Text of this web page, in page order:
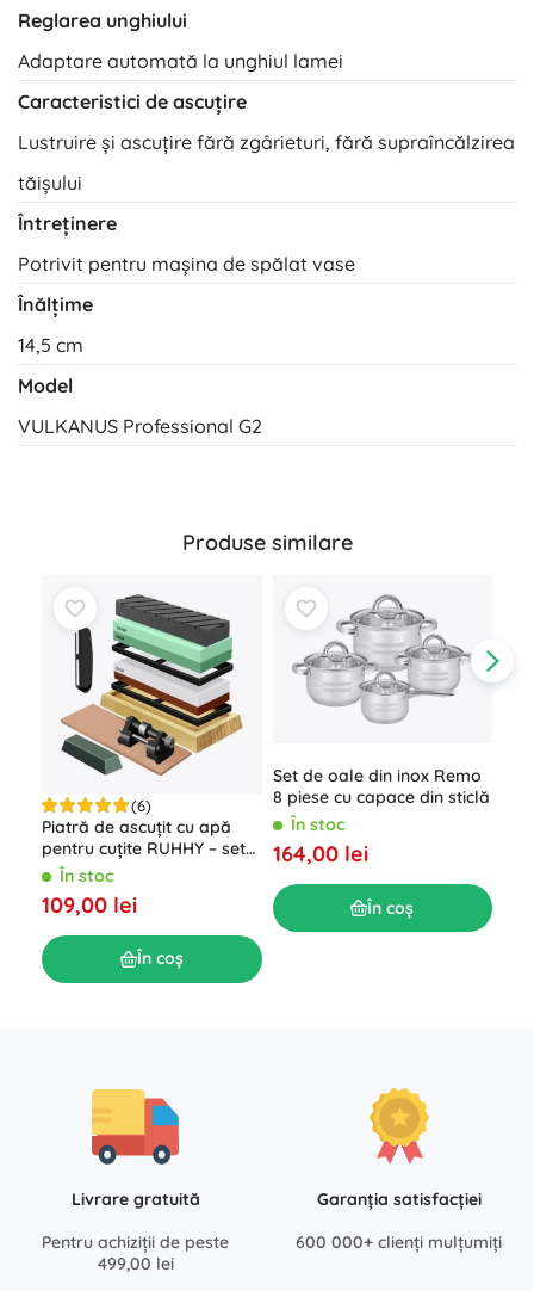
Reglarea unghiului
Adaptare automată la unghiul lamei
Caracteristici de ascuțire
Lustruire și ascuțire fără zgârieturi, fără supraîncălzirea
tăișului
Întreținere
Potrivit pentru mașina de spălat vase
Înălțime
14,5 cm
Model
VULKANUS Professional G2
Produse similare
(6)
Piatră de ascuțit cu apă
pentru cuțite RUHHY – set
cu mai multe granulații și
curea de piele
În stoc
109,00 lei
În coș
Set de oale din inox Remo
8 piese cu capace din sticlă
În stoc
164,00 lei
În coș
Livrare gratuită
Pentru achiziții de peste
499,00 lei
Garanția satisfacției
600 000+ clienți mulțumiți